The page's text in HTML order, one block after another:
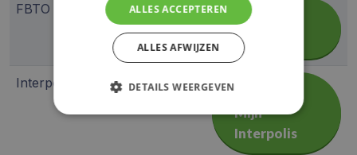
FBTO MijnFBTO
Inloggen
MijnFBTO
Interpolis
Mijn
Mijn
Interpolis
ALLES ACCEPTEREN
ALLES AFWIJZEN
DETAILS WEERGEVEN